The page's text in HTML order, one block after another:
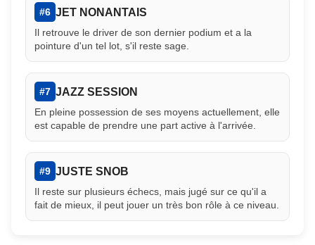
#6 JET NONANTAIS
Il retrouve le driver de son dernier podium et a la
pointure d'un tel lot, s'il reste sage.
#7 JAZZ SESSION
En pleine possession de ses moyens actuellement, elle
est capable de prendre une part active à l'arrivée.
#9 JUSTE SNOB
Il reste sur plusieurs échecs, mais jugé sur ce qu'il a
fait de mieux, il peut jouer un très bon rôle à ce niveau.